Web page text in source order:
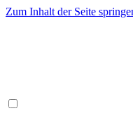
Zum Inhalt der Seite